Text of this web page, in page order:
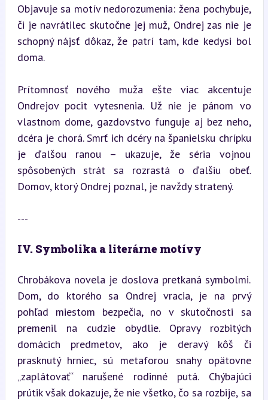
Objavuje sa motív nedorozumenia: žena pochybuje,
či je navrátilec skutočne jej muž, Ondrej zas nie je
schopný nájsť dôkaz, že patrí tam, kde kedysi bol
doma.
Prítomnosť nového muža ešte viac akcentuje
Ondrejov pocit vytesnenia. Už nie je pánom vo
vlastnom dome, gazdovstvo funguje aj bez neho,
dcéra je chorá. Smrť ich dcéry na španielsku chrípku
je ďalšou ranou – ukazuje, že séria vojnou
spôsobených strát sa rozrastá o ďalšiu obeť.
Domov, ktorý Ondrej poznal, je navždy stratený.
---
IV. Symbolika a literárne motívy
Chrobákova novela je doslova pretkaná symbolmi.
Dom, do ktorého sa Ondrej vracia, je na prvý
pohľad miestom bezpečia, no v skutočnosti sa
premenil na cudzie obydlie. Opravy rozbitých
domácich predmetov, ako je deravý kôš či
prasknutý hrniec, sú metaforou snahy opätovne
„zaplátovať“ narušené rodinné putá. Chýbajúci
prútik však dokazuje, že nie všetko, čo sa rozbije, sa